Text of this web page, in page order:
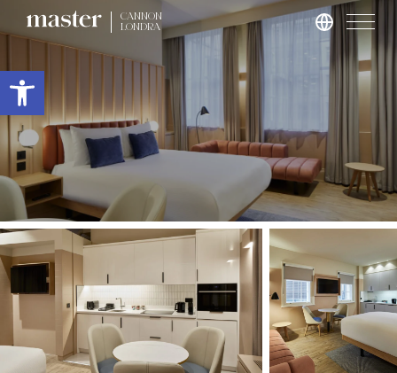
Apri la barra degli strumenti
CANNON
LONDRA
Roma
master Trevi
Londra
master St. Paul’s
master Cannon
master Farringdon
Barcellona
master La Rambla
Amburgo